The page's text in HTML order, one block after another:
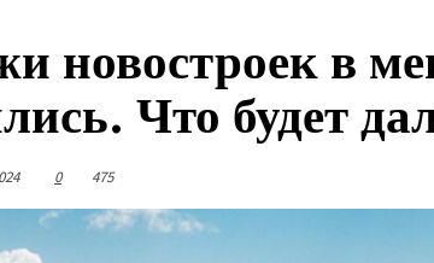
новостроек в
Что будет
0 475